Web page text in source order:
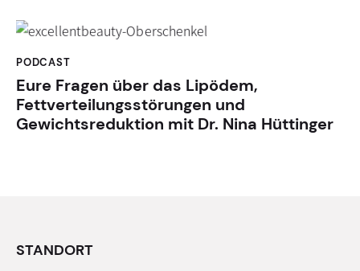
PODCAST
Eure Fragen über das Lipödem,
Fettverteilungsstörungen und
Gewichtsreduktion mit Dr. Nina Hüttinger
STANDORT